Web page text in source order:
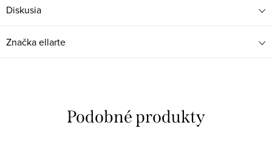
Diskusia
Značkaellarte